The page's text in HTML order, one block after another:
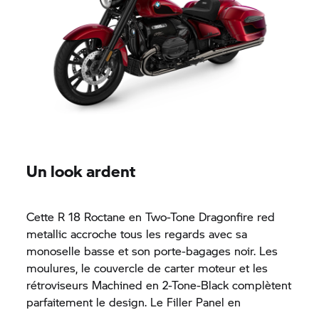
Un look ardent
Cette R 18 Roctane en Two-Tone Dragonfire red
metallic accroche tous les regards avec sa
monoselle basse et son porte-bagages noir. Les
moulures, le couvercle de carter moteur et les
rétroviseurs Machined en 2-Tone-Black complètent
parfaitement le design. Le Filler Panel en